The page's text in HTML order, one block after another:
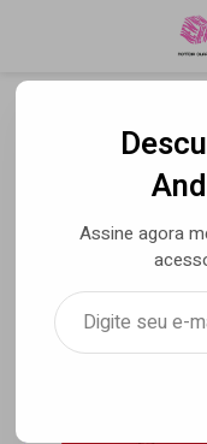
Por
Assine agora
Digite seu e-mail…